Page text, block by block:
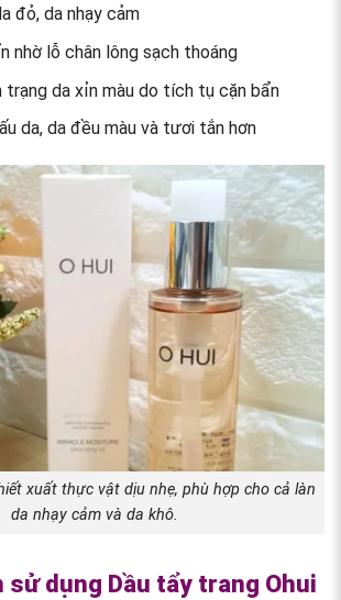
đỏ, da nhạy cảm
nhờ lỗ chân lông sạch thoáng
trạng da xỉn màu do tích tụ cặn bẩn
da, da đều màu và tươi tắn hơn
xuất thực vật dịu nhẹ, phù hợp cho cả làn
da nhạy cảm và da khô.
sử dụng Dầu tẩy trang Ohui